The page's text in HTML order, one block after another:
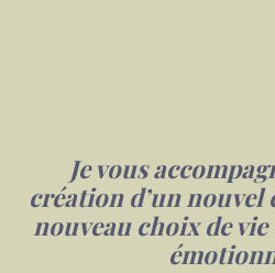
Je vous
création d’un
nouveau choix de